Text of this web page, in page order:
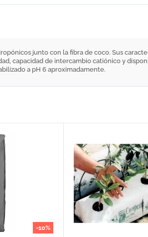
junto con la fibra de coco. Sus
capacidad de intercambio catiónico y
a pH 6 aproximadamente.
-10%